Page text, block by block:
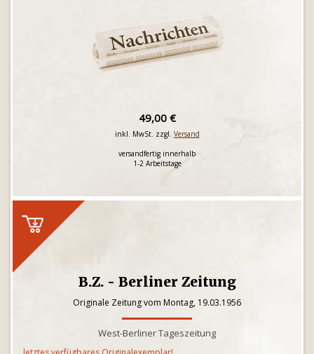
49,00 €
inkl. MwSt. zzgl. Versand
versandfertig innerhalb
1-2 Arbeitstage
B.Z. - Berliner Zeitung
Originale Zeitung vom Montag, 19.03.1956
West-Berliner Tageszeitung